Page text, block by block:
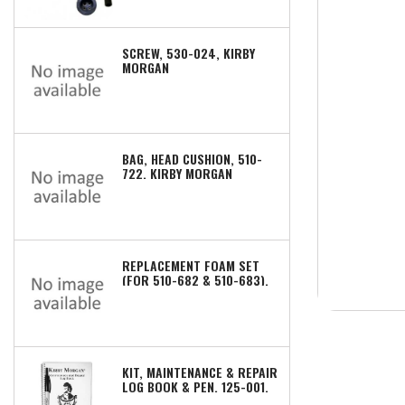
SCREW, 530-024, KIRBY
MORGAN
BAG, HEAD CUSHION, 510-
722, KIRBY MORGAN
REPLACEMENT FOAM SET
(FOR 510-682 & 510-683),
KIT, MAINTENANCE & REPAIR
LOG BOOK & PEN, 125-001,